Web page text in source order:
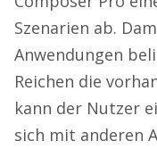
Szenarien ab.
Anwendungen
Reichen die
kann der Nutzer
sich mit anderen